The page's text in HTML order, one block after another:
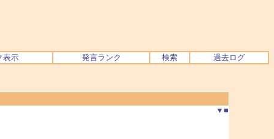
表示 発言ランク 検索 過去ログ
▼ ■